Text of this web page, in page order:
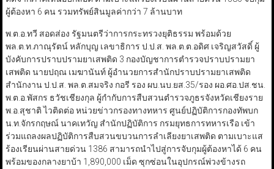
ผู้ต้องหา 6 คน รวมทรัพย์สินมูลค่ากว่า 7 ล้านบาท
พ.ต.อ.ทวี สอดส่อง รัฐมนตรีว่าการกระทรวงยุติธรรม พร้อมด้วย
พล.ต.ท.ภาณุรัตน์ หลักบุญ เลขาธิการ ป.ป.ส. พล.ต.ต.อดิศ เจริญสวัสดิ์ ผู้
บังคับการปราบปรามยาเสพติด 3 กองบัญชาการตำรวจปราบปรามยา
เสพติด นายปฤณ เมฆานันท์ ผู้อำนวยการสำนักปราบปรามยาเสพติด
สำนักงาน ป.ป.ส. พล.ต.สมจริง กอรี รอง ผบ.นบ.ยส.35/รอง ผอ.ศอ.ปส.ชน.
พ.ต.อ.พัสกร ธวัชเชียงกุล ผู้กำกับการสืบสวนตำรวจภูธรจังหวัดเชียงราย
พ.อ.สุชาติ ไวติดต่อ หน่วยข่าวกรองทางทหาร ศูนย์ปฏิบัติการกองทัพบก
น.ท.จักรกฤษณ์ นาคเทวัญ สำนักปฏิบัติการ กรมยุทธการทหารเรือ เข้า
ร่วมแถลงผลปฏิบัติการสืบสวนขบวนการลำเลียงยาเสพติด ตามเบาะแส
ร้องเรียนผ่านสายด่วน 1386 สามารถนำไปสู่การจับกุมผู้ต้องหาได้ 6 คน
พร้อมของกลางยาบ้า 1,890,000 เม็ด ซุกซ่อนในอุปกรณ์พ่วงข้างรถ